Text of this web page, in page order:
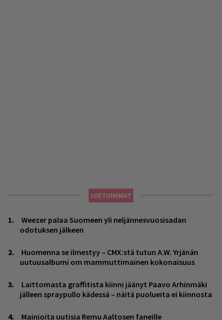
LUETUIMMAT
Weezer palaa Suomeen yli neljännesvuosisadan
odotuksen jälkeen
Huomenna se ilmestyy – CMX:stä tutun A.W. Yrjänän
uutuusalbumi om mammuttimainen kokonaisuus
Laittomasta graffitista kiinni jäänyt Paavo Arhinmäki
jälleen spraypullo kädessä – näitä puolueita ei kiinnosta
Mainioita uutisia Remu Aaltosen faneille